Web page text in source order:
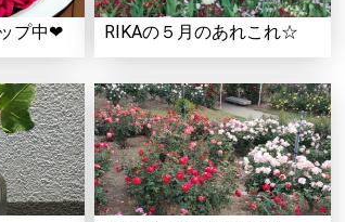
プ中❤ RIKAの５月のあれこれ☆